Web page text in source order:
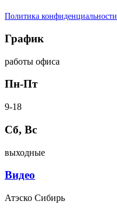
Политика конфиденциальности
График
работы офиса
Пн-Пт
9-18
Сб, Вс
выходные
Видео
Атэско Сибирь